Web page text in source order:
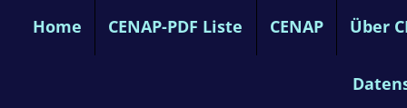
Home CENAP-PDF Liste CENAP Über